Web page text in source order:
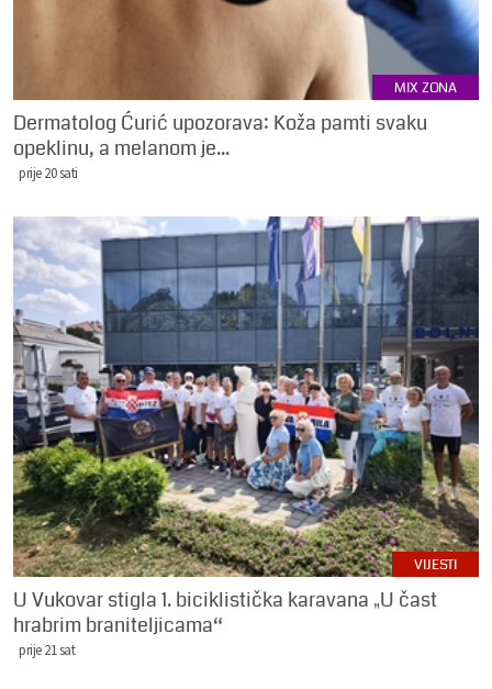
MIX ZONA
Dermatolog Ćurić upozorava: Koža pamti svaku
opeklinu, a melanom je...
prije 20 sati
VIJESTI
U Vukovar stigla 1. biciklistička karavana „U čast
hrabrim braniteljicama“
prije 21 sat